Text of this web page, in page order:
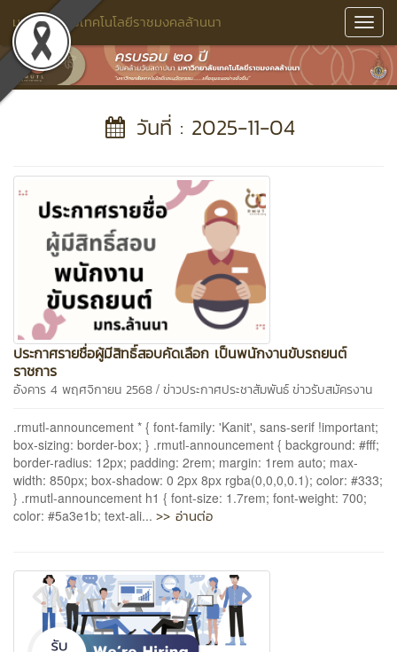
มหาวิทยาลัยเทคโนโลยีราชมงคลล้านนา
วันที่ : 2025-11-04
ประกาศรายชื่อผู้มีสิทธิ์สอบคัดเลือก เป็นพนักงานขับรถยนต์
ราชการ
อังคาร 4 พฤศจิกายน 2568 / ข่าวประกาศประชาสัมพันธ์ข่าวรับสมัครงาน
.rmutl-announcement * { font-family: 'Kanit', sans-serif !important;
box-sizing: border-box; } .rmutl-announcement { background: #fff;
border-radius: 12px; padding: 2rem; margin: 1rem auto; max-
width: 850px; box-shadow: 0 2px 8px rgba(0,0,0,0.1); color: #333;
} .rmutl-announcement h1 { font-size: 1.7rem; font-weight: 700;
color: #5a3e1b; text-ali... >> อ่านต่อ